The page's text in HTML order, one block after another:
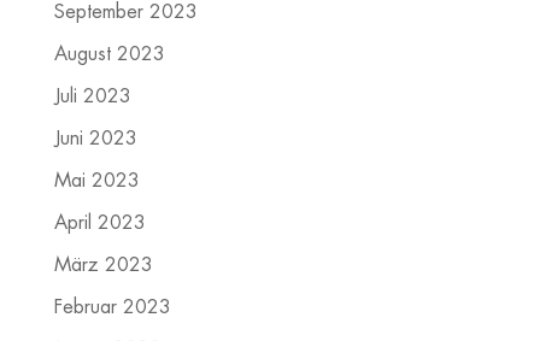
September 2023
August 2023
Juli 2023
Juni 2023
Mai 2023
April 2023
März 2023
Februar 2023